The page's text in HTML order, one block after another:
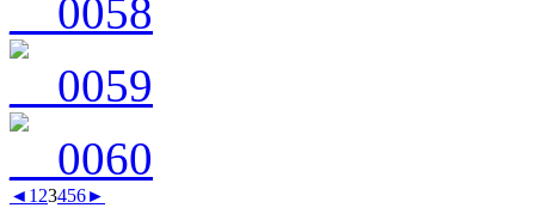
◄ 123456►